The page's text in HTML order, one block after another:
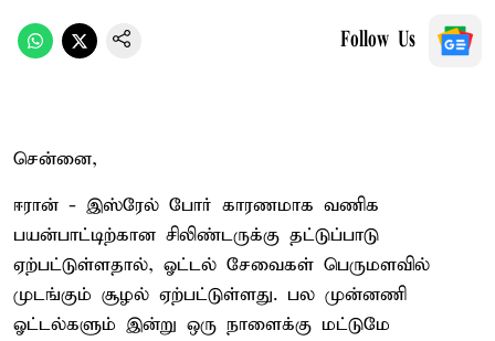
Follow Us
சென்னை,
ஈரான் - இஸ்ரேல் போர் காரணமாக வணிக
பயன்பாட்டிற்கான சிலிண்டருக்கு தட்டுப்பாடு
ஏற்பட்டுள்ளதால், ஓட்டல் சேவைகள் பெருமளவில்
முடங்கும் சூழல் ஏற்பட்டுள்ளது. பல முன்னணி
ஓட்டல்களும் இன்று ஒரு நாளைக்கு மட்டுமே